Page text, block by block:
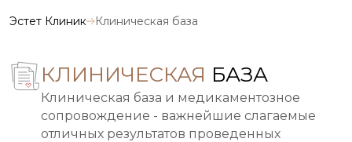
Эстет Клиник Клиническая база
КЛИНИЧЕСКАЯ БАЗА
Клиническая база и медикаментозное
сопровождение - важнейшие слагаемые
отличных результатов проведенных